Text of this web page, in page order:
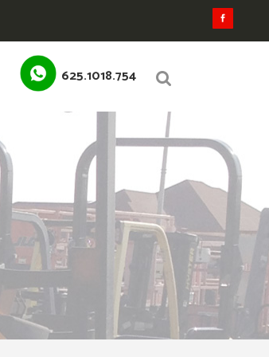
625.1018.754